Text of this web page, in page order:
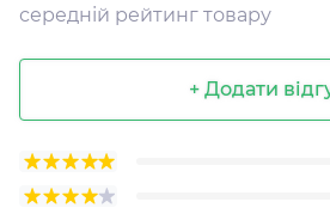
середній рейтинг товару
+ Додати